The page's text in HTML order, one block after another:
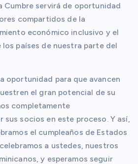
Cumbre servirá de oportunidad
compartidos de la
económico inclusivo y el
países de nuestra parte del
oportunidad para que avancen
el gran potencial de su
completamente
sus socios en este proceso. Y así,
el cumpleaños de Estados
a ustedes, nuestros
y esperamos seguir